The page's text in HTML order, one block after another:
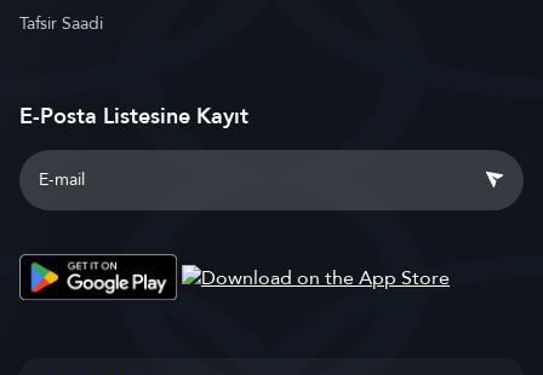
Tafsir Saadi
E-Posta Listesine Kayıt